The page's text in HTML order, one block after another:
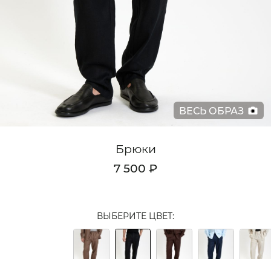
ВЕСЬ ОБРАЗ
Брюки
7 500 ₽
ВЫБЕРИТЕ ЦВЕТ:
Кардиганы
Комплекты
Рубашки
Аксессуары